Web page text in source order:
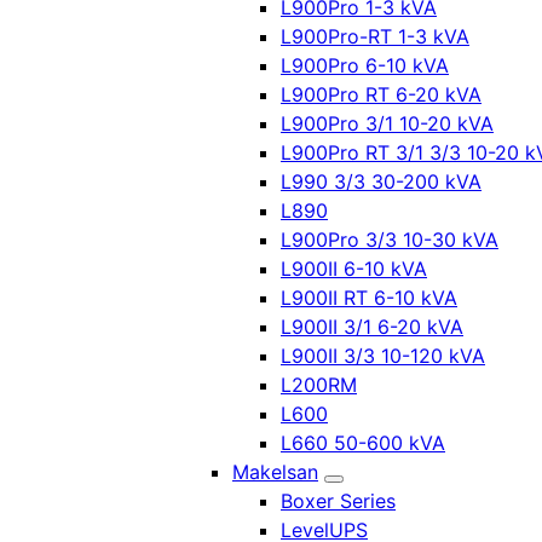
L900Pro 1-3 kVA
L900Pro-RT 1-3 kVA
L900Pro 6-10 kVA
L900Pro RT 6-20 kVA
L900Pro 3/1 10-20 kVA
L900Pro RT 3/1 3/3 10-20
L990 3/3 30-200 kVA
L890
L900Pro 3/3 10-30 kVA
L900II 6-10 kVA
L900II RT 6-10 kVA
L900II 3/1 6-20 kVA
L900II 3/3 10-120 kVA
L200RM
L600
L660 50-600 kVA
Makelsan
Boxer Series
LevelUPS